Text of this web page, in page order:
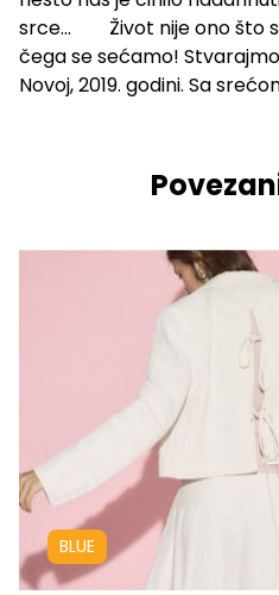
srce… Život nije ono što
čega se sećamo!
Novoj, 2019. godini. Sa
BLUE